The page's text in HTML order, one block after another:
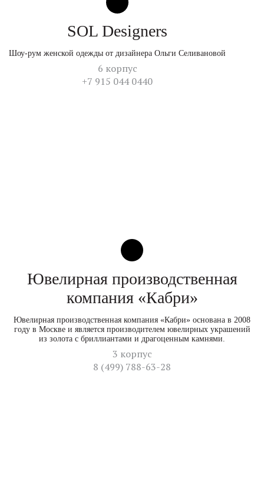
SOL Designers
Шоу-рум женской одежды от дизайнера Ольги Селивановой
6 корпус
+7 915 044 0440
Ювелирная производственная
компания «Кабри»
Ювелирная производственная компания «Кабри» основана в 2008
году в Москве и является производителем ювелирных украшений
из золота с бриллиантами и драгоценным камнями.
3 корпус
8 (499) 788-63-28